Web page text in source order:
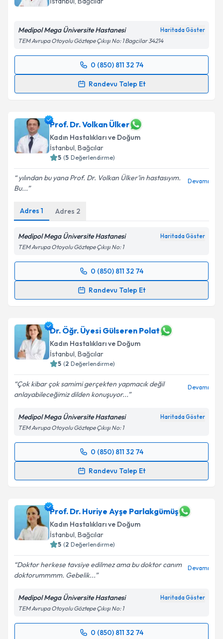
Kişisel verilerimin işlenmesine ilişkin
Metni'ni okudum ve kişisel verilerimin belirtilen
kapsamda işlenmesini kabul ediyorum.
Takvim Talebini Gönder
Kadın Hastalıkları ve Doğum
Medipol Mega Üniversite Hastanesi Haritada Göster
0 (850) 811 32 74
Randevu Talep Et
Randevu Takvimi Talebi
Dr. Öğr. Üyesi Tuba Günay
talebi oluşturun. Size bu uzmandan randevu almanız
için bir takvim hazırlandığında e-posta ile
bilgilendireceğiz.
E-posta Adresiniz
Kişisel verilerimin işlenmesine ilişkin
Metni'ni okudum ve kişisel verilerimin belirtilen
kapsamda işlenmesini kabul ediyorum.
Takvim Talebini Gönder
Prof. Dr. Volkan Ülker
Kadın Hastalıkları ve Doğum
İstanbul,Bağcılar
5 (5 Değerlendirme)
yılından bu yana Prof. Dr. Volkan Ülker’in hastasıyım.
Adres1 Adres2
Medipol Mega Üniversite Hastanesi
0 (850) 811 32 74
Randevu Talep Et
Randevu Takvimi Talebi
Prof. Dr. Volkan Ülker
oluşturun. Size bu uzmandan randevu almanız için bir
takvim hazırlandığında e-posta ile bilgilendireceğiz.
E-posta Adresiniz
Metni'ni okudum ve kişisel verilerimin belirtilen
kapsamda işlenmesini kabul ediyorum.
Takvim Talebini Gönder
Dr. Öğr. Üyesi Gülseren Polat
Kadın Hastalıkları ve Doğum
İstanbul,Bağcılar
5 (2 Değerlendirme)
Çok kibar çok samimi gerçekten yapmacık değil
Medipol Mega Üniversite Hastanesi
0 (850) 811 32 74
Randevu Talep Et
Randevu Takvimi Talebi
Dr. Öğr. Üyesi Gülseren Polat
talebi oluşturun. Size bu uzmandan randevu almanız
için bir takvim hazırlandığında e-posta ile
bilgilendireceğiz.
E-posta Adresiniz
Kişisel verilerimin işlenmesine ilişkin
Aydınlatma
Metni'ni okudum ve kişisel verilerimin belirtilen
Prof. Dr. Huriye Ayşe Parlakgümüş
Kadın Hastalıkları ve Doğum
İstanbul,Bağcılar
5 (2 Değerlendirme)
Doktor herkese tavsiye edilmez ama bu doktor canım
Medipol Mega Üniversite Hastanesi